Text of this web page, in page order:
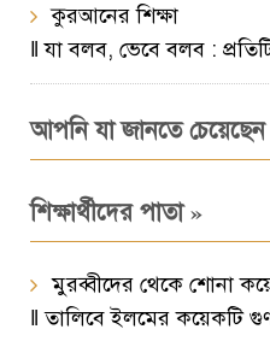
কুরআনের শিক্ষা
‖ যা বলব, ভেবে বলব :
আপনি যা জানতে চেয়েছেন
শিক্ষার্থীদের পাতা»
মুরব্বীদের থেকে শোনা
‖ তালিবে ইলমের কয়েকটি